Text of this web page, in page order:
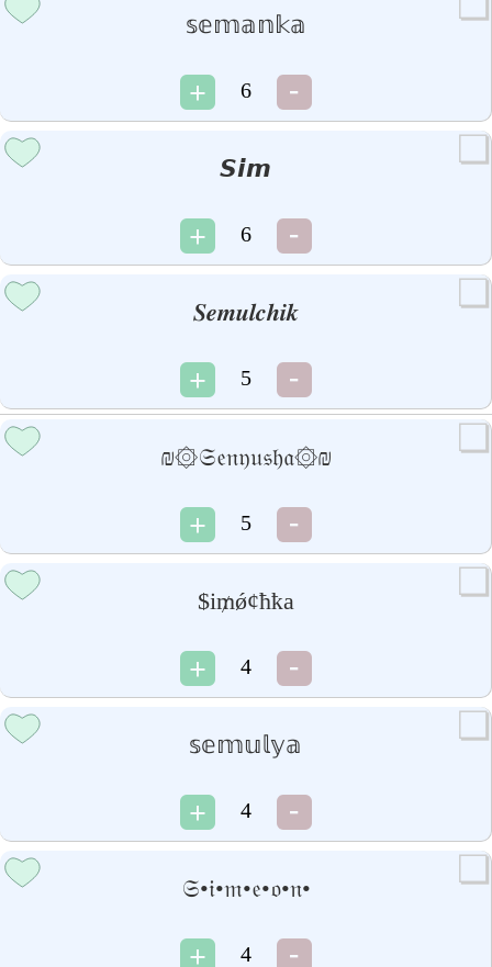
𝕤𝕖𝕞𝕒𝕟𝕜𝕒
6
𝙎𝙞𝙢
6
𝑺𝒆𝒎𝒖𝒍𝒄𝒉𝒊𝒌
5
₪۞𝔖𝔢𝔫𝔶𝔲𝔰𝔥𝔞۞₪
5
$i₥ǿ¢ħҟa
4
𝕤𝕖𝕞𝕦𝕝𝕪𝕒
4
𝔖•𝔦•𝔪•𝔢•𝔬•𝔫•
4